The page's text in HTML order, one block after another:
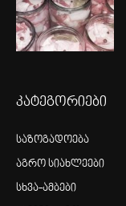
კატეგორიები
საზოგადოება
აგრო სიახლეები
სხვა-ამბები